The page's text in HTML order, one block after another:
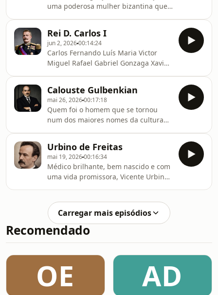
uma poderosa mulher bizantina que
Isabel. Mas como é que se deu
tamanha mudança na sua vida?
Rei D. Carlos I
jun 2, 202600:14:24
Carlos Fernando Luís Maria Victor
Miguel Rafael Gabriel Gonzaga Xavier
ao Aquário Vasco da Gama, mas o
nome do seu fundador, o Rei D.
Carlos. O seu fim é sobejamente
conhecido, mas a sua vida? Como terá
sido?
Calouste Gulbenkian
mai 26, 202600:17:18
Quem foi o homem que se tornou
num dos maiores nomes da cultura
coisa?
Urbino de Freitas
mai 19, 202600:16:34
Médico brilhante, bem nascido e com
uma vida promissora, Vicente Urbino
família. Teria sido culpado ou
inocente?
Carregar mais episódios
Recomendado
OE AD